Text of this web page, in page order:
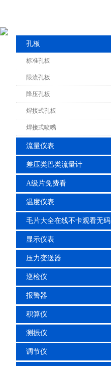
孔板
标准孔板
限流孔板
降压孔板
焊接式孔板
焊接式喷嘴
流量仪表
差压类巴类流量计
A级片免费看
温度仪表
毛片大全在线不卡观看无码
显示仪表
压力变送器
巡检仪
报警器
积算仪
测振仪
调节仪